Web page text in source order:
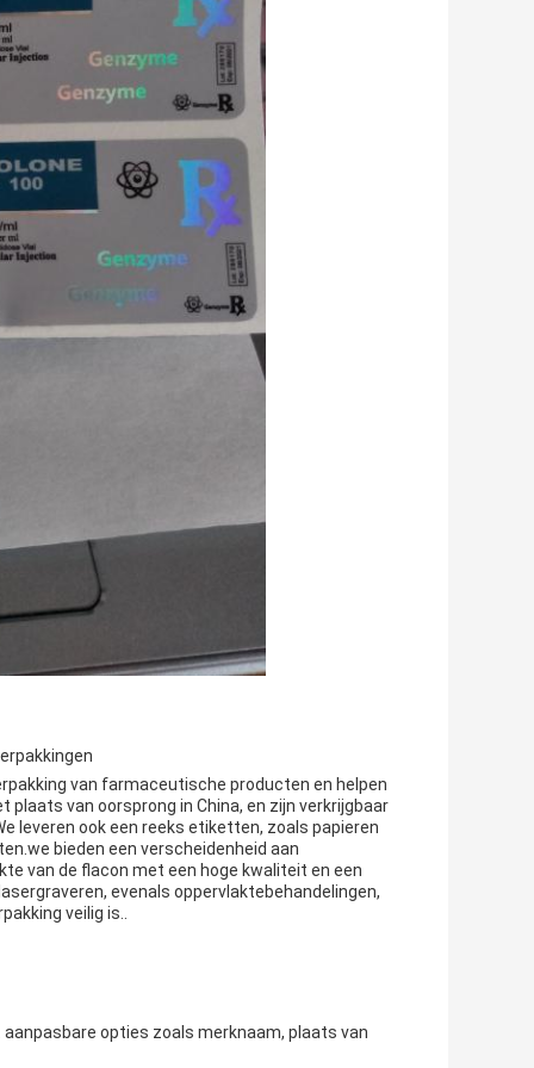
van farmaceutische producten en helpen
van oorsprong in China, en zijn verkrijgbaar
leveren ook een reeks etiketten, zoals papieren
bieden een verscheidenheid aan
van de flacon met een hoge kwaliteit en een
evenals oppervlaktebehandelingen,
veilig is..
opties zoals merknaam, plaats van